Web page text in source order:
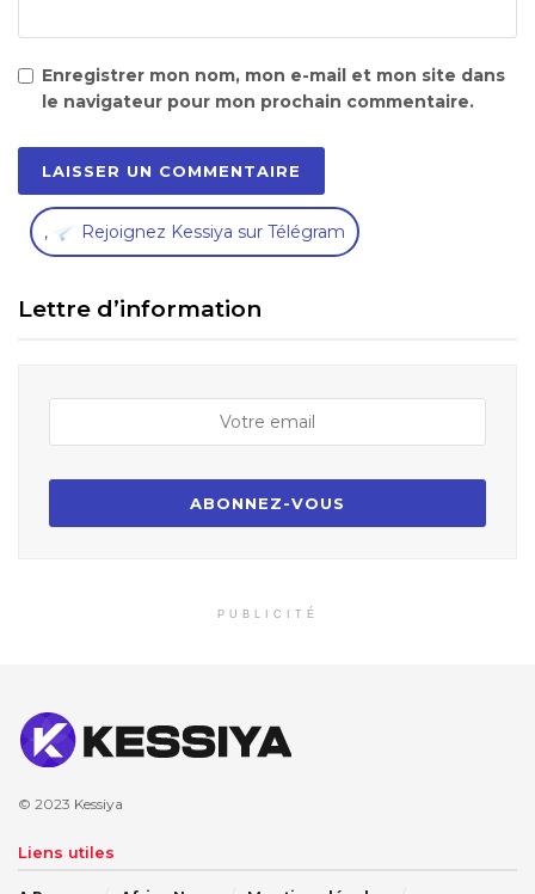
Enregistrer mon nom, mon e-mail et mon site dans
le navigateur pour mon prochain commentaire.
, Rejoignez Kessiya sur Télégram
Lettre d’information
PUBLICITÉ
© 2023 Kessiya
Liens utiles